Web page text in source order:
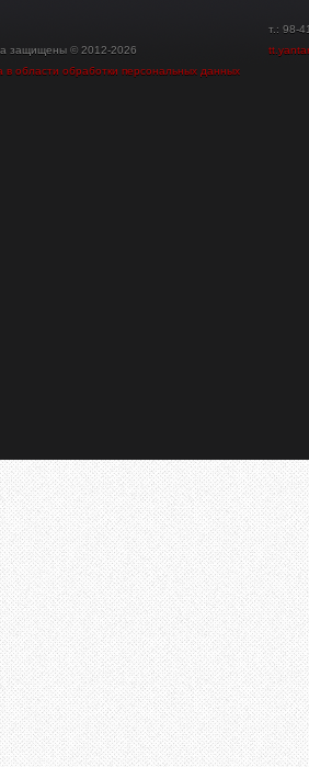
защищены © 2012-2026
в области обработки персональных данных
т.: 98-41-